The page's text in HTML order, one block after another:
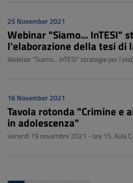
25 November 2021
Webinar "Siamo... InTESI"
l'elaborazione della tesi di
Webinar "Siamo... InTESI" strategie per
16 November 2021
Tavola rotonda "Crimine e
in adolescenza"
Venerdì 19 novembre 2021 - ore 15, Aula